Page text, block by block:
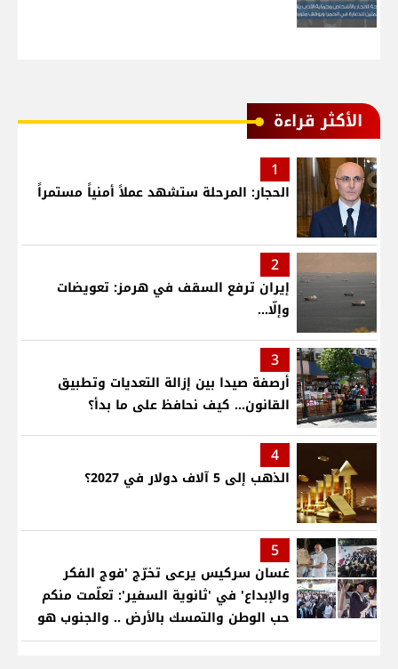
الأكثر قراءة
1
الحجار: المرحلة ستشهد عملاً أمنياً مستمراً
2
إيران ترفع السقف في هرمز: تعويضات
وإلّا...
3
أرصفة صيدا بين إزالة التعديات وتطبيق
القانون... كيف نحافظ على ما بدأ؟
4
الذهب إلى 5 آلاف دولار في 2027؟
5
غسان سركيس يرعى تخرّج 'فوج الفكر
والإبداع' في 'ثانوية السفير': تعلّمت منكم
حب الوطن والتمسك بالأرض .. والجنوب هو
عزة وكرامة لبنان